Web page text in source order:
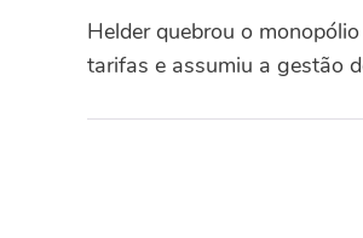
Helder quebrou o
tarifas e assumiu a gestão